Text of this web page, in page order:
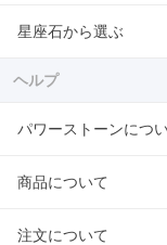
星座石から選ぶ
ヘルプ
パワーストーンにつ
商品について
注文について